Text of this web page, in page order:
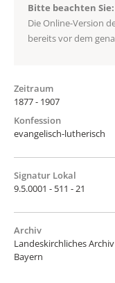
Bitte beachten Sie:
Die Online-Version
bereits vor dem
Zeitraum
1877 - 1907
Konfession
evangelisch-lutherisch
Signatur Lokal
9.5.0001 - 511 - 21
Archiv
Landeskirchliches
Bayern